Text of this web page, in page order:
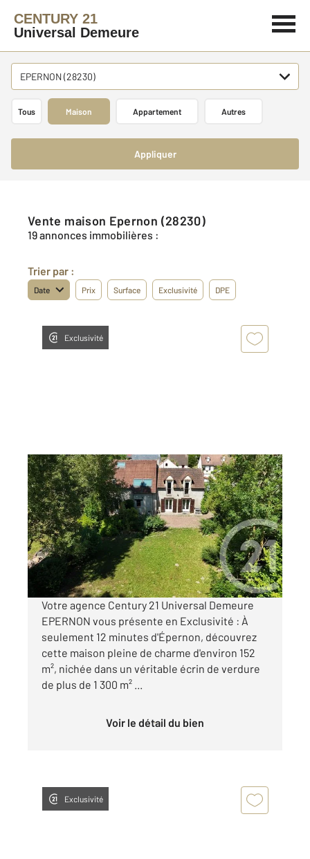
CENTURY 21
Universal Demeure
EPERNON (28230)
Tous Maison Appartement Autres
Appliquer
Vente maison Epernon (28230)
19 annonces immobilières :
Trier par :
Date Prix Surface Exclusivité DPE
Exclusivité
EPERNON 28
152 m2, 7 pièces
Ref : 3074
Maison à vendre
244 000 €
Visiter le site dédié
Votre agence Century 21 Universal Demeure
EPERNON vous présente en Exclusivité : À
seulement 12 minutes d'Épernon, découvrez
cette maison pleine de charme d'environ 152
m², nichée dans un véritable écrin de verdure
de plus de 1 300 m² ...
Voir le détail du bien
Exclusivité